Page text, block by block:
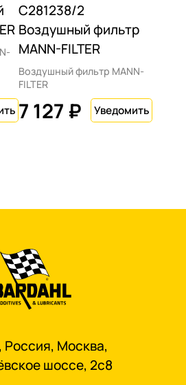
C281238/2
Воздушный фильтр
MANN-FILTER
Воздушный фильтр MANN-
FILTER
7 127 ₽
Россия, Москва,
шоссе, 2с8